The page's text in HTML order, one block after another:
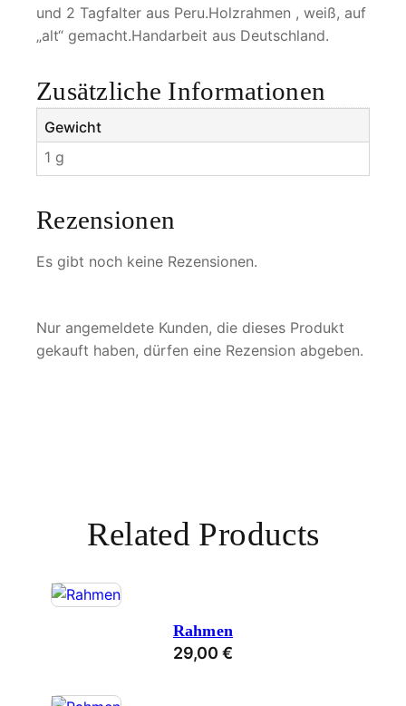
und 2 Tagfalter aus Peru.Holzrahmen , weiß, auf
„alt“ gemacht.Handarbeit aus Deutschland.
Zusätzliche Informationen
Gewicht
1 g
Rezensionen
Es gibt noch keine Rezensionen.
Nur angemeldete Kunden, die dieses Produkt
gekauft haben, dürfen eine Rezension abgeben.
Related Products
Rahmen
29,00 €